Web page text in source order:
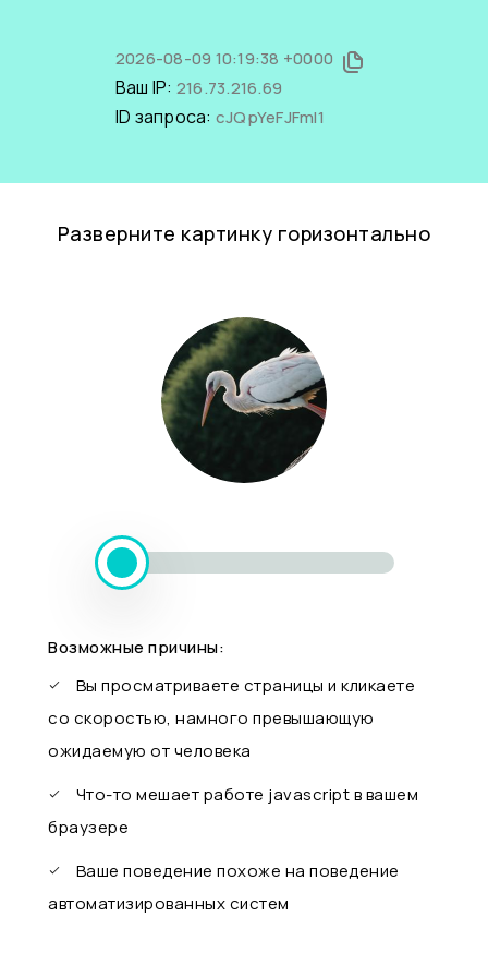
2026-08-09 10:19:38 +0000
Ваш IP: 216.73.216.69
ID запроса: cJQpYeFJFmI1
Разверните картинку горизонтально
Возможные причины:
Вы просматриваете страницы и кликаете
со скоростью, намного превышающую
ожидаемую от человека
Что-то мешает работе javascript в вашем
браузере
Ваше поведение похоже на поведение
автоматизированных систем